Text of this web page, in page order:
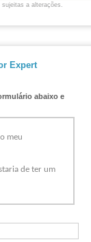
a alterações.
Expert
abaixo e
meu
de ter um